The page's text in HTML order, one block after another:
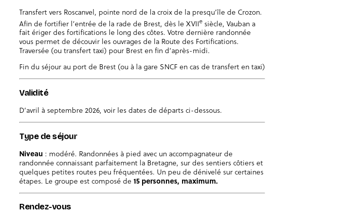
Transfert vers Roscanvel, pointe nord de la croix de la presqu’île de Crozon.
Afin de fortifier l’entrée de la rade de Brest, dès le XVIIe siècle, Vauban a
fait ériger des fortifications le long des côtes. Votre dernière randonnée
vous permet de découvir les ouvrages de la Route des Fortifications.
Traversée (ou transfert taxi) pour Brest en fin d’après-midi.
Fin du séjour au port de Brest (ou à la gare SNCF en cas de transfert en taxi)
Validité
D’avril à septembre 2026, voir les dates de départs ci-dessous.
Type de séjour
Niveau : modéré. Randonnées à pied avec un accompagnateur de
randonnée connaissant parfaitement la Bretagne, sur des sentiers côtiers et
quelques petites routes peu fréquentées. Un peu de dénivelé sur certaines
étapes. Le groupe est composé de 15 personnes, maximum.
Rendez-vous